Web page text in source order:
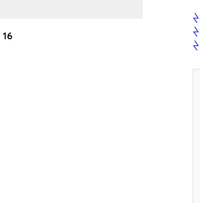
16